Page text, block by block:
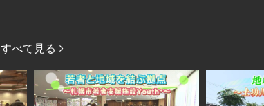
すべて見る